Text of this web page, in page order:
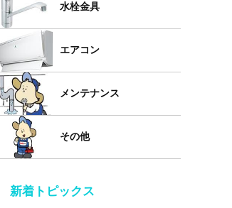
水栓金具
エアコン
メンテナンス
その他
新着トピックス